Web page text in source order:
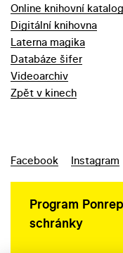
Online knihovní katalog
Digitální knihovna
Laterna magika
Databáze šifer
Videoarchiv
Zpět v kinech
Facebook Instagram
Program
schránky